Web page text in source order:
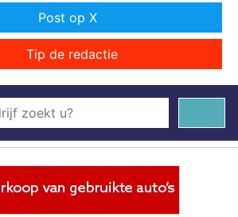
Post op X
Tip de redactie